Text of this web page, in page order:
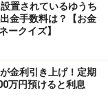
るほど増えやすく
ATMや窓口の抜
らではの魅力と
置されているゆうち
金手数料は？【お金
ークイズ】
金利引き上げ！定期
万円預けると利息